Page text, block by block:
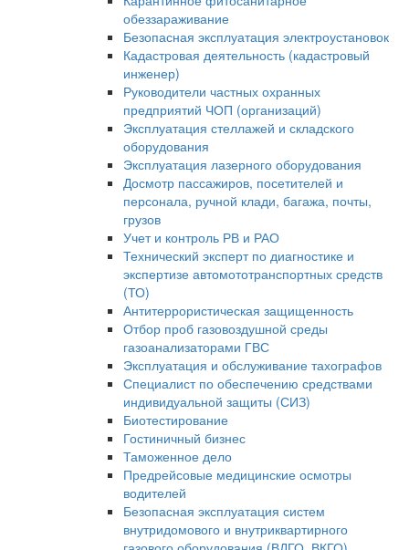
обеззараживание
Безопасная эксплуатация электроустановок
Кадастровая деятельность (кадастровый
инженер)
Руководители частных охранных
предприятий ЧОП (организаций)
Эксплуатация стеллажей и складского
оборудования
Эксплуатация лазерного оборудования
Досмотр пассажиров, посетителей и
персонала, ручной клади, багажа, почты,
грузов
Учет и контроль РВ и РАО
Технический эксперт по диагностике и
экспертизе автомототранспортных средств
(ТО)
Антитеррористическая защищенность
Отбор проб газовоздушной среды
газоанализаторами ГВС
Эксплуатация и обслуживание тахографов
Специалист по обеспечению средствами
индивидуальной защиты (СИЗ)
Биотестирование
Гостиничный бизнес
Таможенное дело
Предрейсовые медицинские осмотры
водителей
Безопасная эксплуатация систем
внутридомового и внутриквартирного